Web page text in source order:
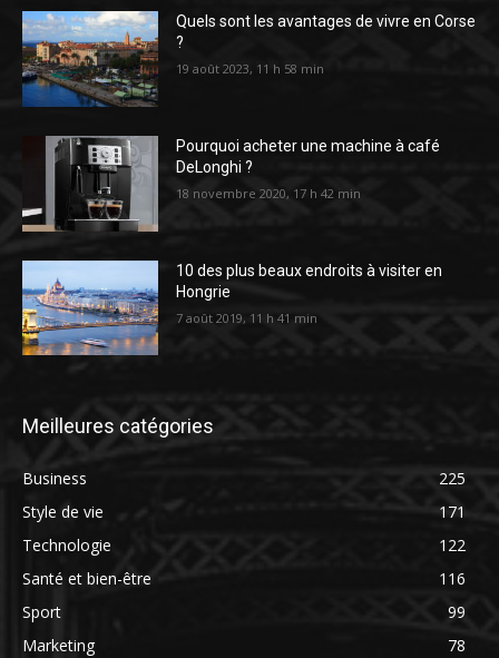
Quels sont les avantages de vivre en Corse
?
19 août 2023, 11 h 58 min
Pourquoi acheter une machine à café
DeLonghi ?
18 novembre 2020, 17 h 42 min
10 des plus beaux endroits à visiter en
Hongrie
7 août 2019, 11 h 41 min
Meilleures catégories
Business
225
Style de vie
171
Technologie
122
Santé et bien-être
116
Sport
99
Marketing
78